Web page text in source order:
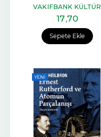
Sepete Ekle
VAKIFBANK KÜLTÜR
YAYINLARI
17,70
YENI